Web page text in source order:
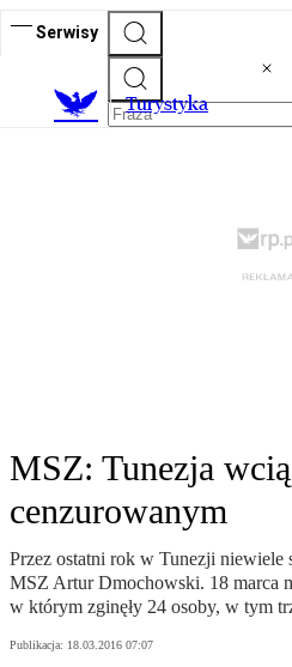
Serwisy
Turystyka
MSZ: Tunezja
cenzurowanym
Przez ostatni rok w Tunezji niewiele
MSZ Artur Dmochowski. 18 marca
w którym zginęły 24 osoby, w tym
Publikacja: 18.03.2016 07:07